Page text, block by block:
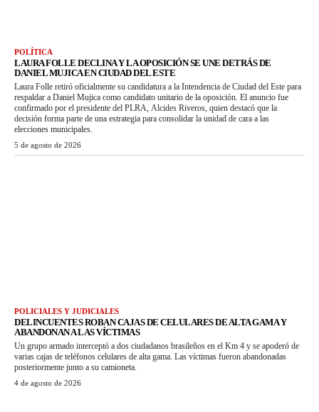
POLÍTICA
LAURA FOLLE DECLINA Y LA OPOSICIÓN SE UNE DETRÁS DE
DANIEL MUJICA EN CIUDAD DEL ESTE
Laura Folle retiró oficialmente su candidatura a la Intendencia de Ciudad del Este para
respaldar a Daniel Mujica como candidato unitario de la oposición. El anuncio fue
confirmado por el presidente del PLRA, Alcides Riveros, quien destacó que la
decisión forma parte de una estrategia para consolidar la unidad de cara a las
elecciones municipales.
5 de agosto de 2026
POLICIALES Y JUDICIALES
DELINCUENTES ROBAN CAJAS DE CELULARES DE ALTA GAMA Y
ABANDONAN A LAS VÍCTIMAS
Un grupo armado interceptó a dos ciudadanos brasileños en el Km 4 y se apoderó de
varias cajas de teléfonos celulares de alta gama. Las víctimas fueron abandonadas
posteriormente junto a su camioneta.
4 de agosto de 2026